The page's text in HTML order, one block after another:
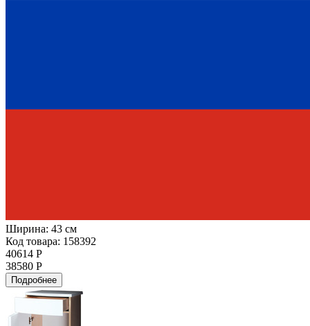
Ширина: 43 см
Код товара: 158392
40614 Р
38580 Р
Подробнее